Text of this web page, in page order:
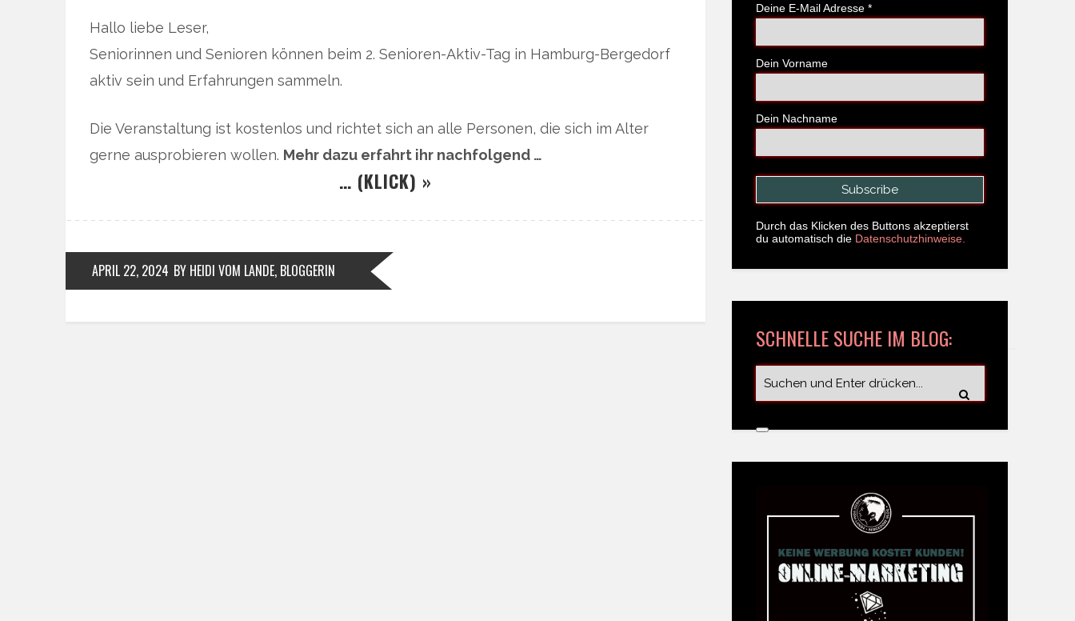
Hallo liebe Leser,
Seniorinnen und Senioren können beim 2. Senioren-Aktiv-Tag in Hamburg-Bergedorf
aktiv sein und Erfahrungen sammeln.
Die Veranstaltung ist kostenlos und richtet sich an alle Personen, die sich im Alter
gerne ausprobieren wollen. Mehr dazu erfahrt ihr nachfolgend …
… (KLICK) »
APRIL 22, 2024 BY HEIDI VOM LANDE, BLOGGERIN
Deine E-Mail Adresse *
Dein Vorname
Dein Nachname
Durch das Klicken des Buttons akzeptierst
du automatisch die Datenschutzhinweise.
SCHNELLE SUCHE IM BLOG: